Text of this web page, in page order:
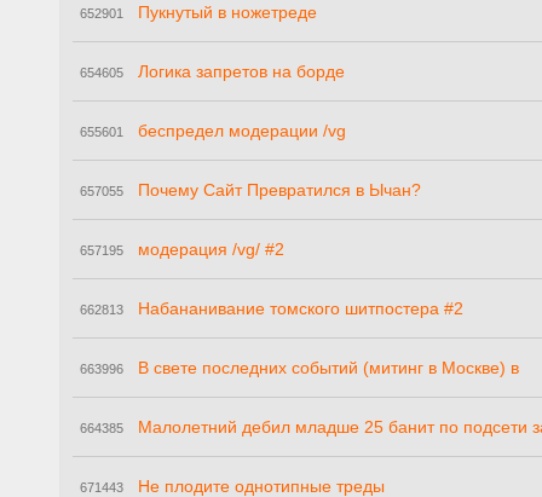
652901 Пукнутый в ножетреде
654605 Логика запретов на борде
655601 беспредел модерации /vg
657055 Почему Сайт Превратился в Ычан?
657195 модерация /vg/ #2
662813 Набананивание томского шитпостера #2
663996 В свете последних событий (митинг в Москве) в
664385 Малолетний дебил младше 25 банит по подсети
671443 Не плодите однотипные треды